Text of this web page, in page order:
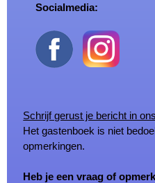
Socialmedia:
Schrijf gerust je bericht in
Het gastenboek is niet
opmerkingen.
Heb je een vraag of